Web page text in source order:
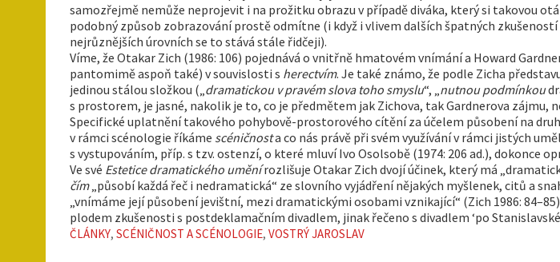
samozřejmě nemůže neprojevit i na prožitku obrazu v případě diváka, který si takovou
podobný způsob zobrazování prostě odmítne (i když i vlivem dalších špatných
nejrůznějších úrovních se to stává stále řidčeji).
Víme, že Otakar Zich (1986: 106) pojednává o vnitřně hmatovém vnímání a Howard
pantomimě aspoň také) v souvislosti s herectvím. Je také známo, že podle Zicha
jedinou stálou složkou („ dramatickou v pravém slova toho smyslu“, „ nutnou podmínkou
s prostorem, je jasné, nakolik je to, co je předmětem jak Zichova, tak Gardnerova zájmu,
Specifické uplatnění takového pohybově-prostorového cítění za účelem působení na
v rámci scénologie říkáme scéničnosta co nás právě při svém využívání v rámci jistých
s vystupováním, příp. s tzv. ostenzí, o které mluví Ivo Osolsobě (1974: 206 ad.), dokonce
Ve své Estetice dramatického uměnírozlišuje Otakar Zich dvojí účinek, který má
čím„působí každá řeč i nedramatická“ ze slovního vyjádření nějakých myšlenek, citů a
„vnímáme její působení jevištní, mezi dramatickými osobami vznikající“ (Zich 1986:
plodem zkušenosti s postdeklamačním divadlem, jinak řečeno s divadlem ‘po
ČLÁNKY, SCÉNIČNOST A SCÉNOLOGIE, VOSTRÝ JAROSLAV